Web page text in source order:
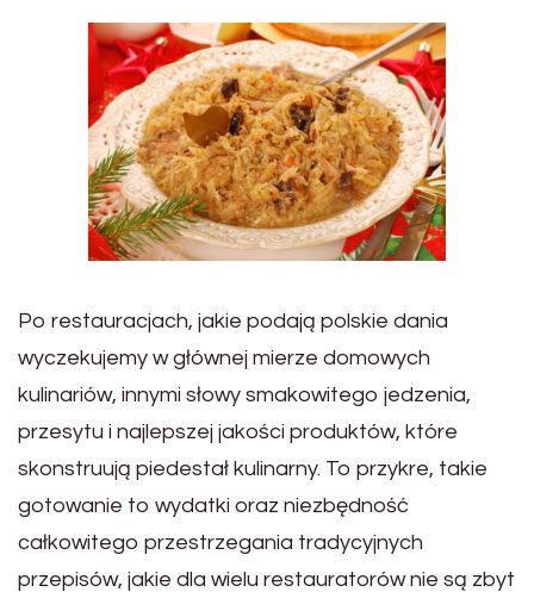
Po restauracjach, jakie podają polskie dania
wyczekujemy w głównej mierze domowych
kulinariów, innymi słowy smakowitego jedzenia,
przesytu i najlepszej jakości produktów, które
skonstruują piedestał kulinarny. To przykre, takie
gotowanie to wydatki oraz niezbędność
całkowitego przestrzegania tradycyjnych
przepisów, jakie dla wielu restauratorów nie są zbyt